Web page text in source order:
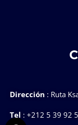
Dirección : Ruta
Tel : +212 5 39 92